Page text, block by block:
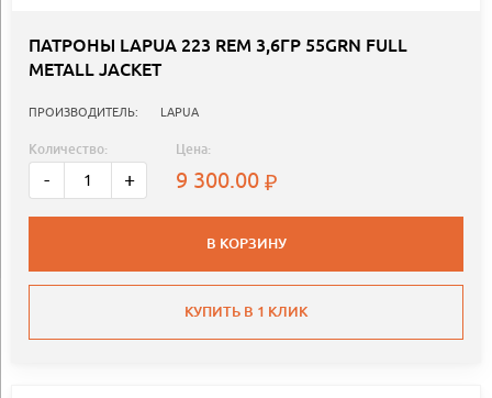
ПАТРОНЫ LAPUA 223 REM 3,6ГР 55GRN FULL
METALL JACKET
ПРОИЗВОДИТЕЛЬ: LAPUA
Количество:
- +
Цена:
9 300.00
В КОРЗИНУ
КУПИТЬ В 1 КЛИК